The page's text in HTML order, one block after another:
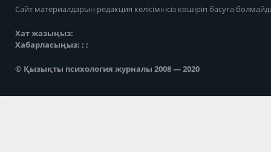
Сайт материалдарын редакция келісімінсіз көшіріп басуға
Хат жазыңыз:
Хабарласыңыз: ; ;
© Қызықты психология журналы 2008 — 2020